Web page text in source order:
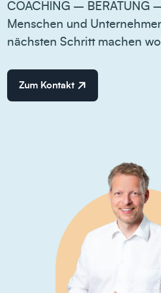
COACHING – BERATUNG
Menschen und
nächsten Schritt machen
Zum Kontakt